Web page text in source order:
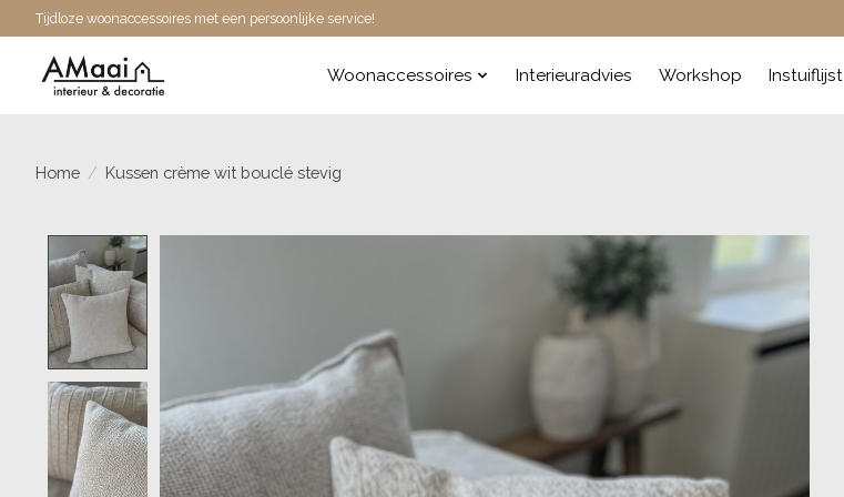
Tijdloze woonaccessoires met een persoonlijke service!
Woonaccessoires Interieuradvies Workshop Instuiflijst
Home / Kussen crème wit bouclé stevig